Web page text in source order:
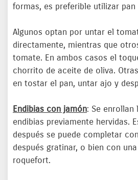
formas, es preferible utilizar pan
Algunos optan por untar el
directamente, mientras que
tomate. En ambos casos el
chorrito de aceite de oliva.
en tostar el pan, untar ajo y
Endibias con jamón: Se enrollan
endibias previamente hervidas.
después se puede completar
después gratinar, o bien con
roquefort.